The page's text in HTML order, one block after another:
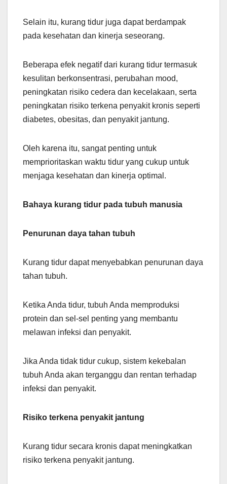
Selain itu, kurang tidur juga dapat berdampak
pada kesehatan dan kinerja seseorang.
Beberapa efek negatif dari kurang tidur termasuk
kesulitan berkonsentrasi, perubahan mood,
peningkatan risiko cedera dan kecelakaan, serta
peningkatan risiko terkena penyakit kronis seperti
diabetes, obesitas, dan penyakit jantung.
Oleh karena itu, sangat penting untuk
memprioritaskan waktu tidur yang cukup untuk
menjaga kesehatan dan kinerja optimal.
Bahaya kurang tidur pada tubuh manusia
Penurunan daya tahan tubuh
Kurang tidur dapat menyebabkan penurunan daya
tahan tubuh.
Ketika Anda tidur, tubuh Anda memproduksi
protein dan sel-sel penting yang membantu
melawan infeksi dan penyakit.
Jika Anda tidak tidur cukup, sistem kekebalan
tubuh Anda akan terganggu dan rentan terhadap
infeksi dan penyakit.
Risiko terkena penyakit jantung
Kurang tidur secara kronis dapat meningkatkan
risiko terkena penyakit jantung.